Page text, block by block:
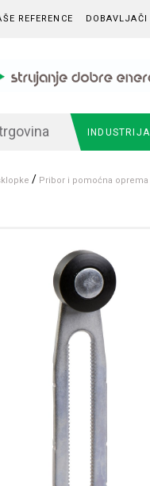
REFERENCE DOBAVLJAČI
INDUSTRIJA
/ Pribor i pomoćna oprema